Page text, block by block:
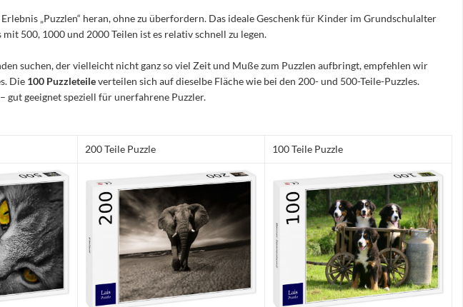
„Puzzlen“ heran, ohne zu überfordern. Das ideale Geschenk für Kinder im Grundschulalter
500, 1000 und 2000 Teilen ist es relativ schnell zu legen.
suchen, der vielleicht nicht ganz so viel Zeit und Muße zum Puzzlen aufbringt, empfehlen wir
Die 100 Puzzleteileverteilen sich auf dieselbe Fläche wie bei den 200- und 500-Teile-Puzzles.
gut geeignet speziell für unerfahrene Puzzler.
200 Teile Puzzle 100 Teile Puzzle